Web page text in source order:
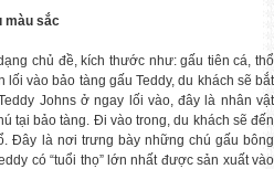
Hàn Nhật hot n
chill ở xứ sở
màu sắc
chủ đề, kích thước như: gấu tiên cá, thổ
vào bảo tàng gấu Teddy, du khách sẽ bắt
Johns ở ngay lối vào, đây là nhân vật
tại bảo tàng. Đi vào trong, du khách sẽ đến
Đây là nơi trưng bày những chú gấu bông
có “tuổi thọ” lớn nhất được sản xuất vào